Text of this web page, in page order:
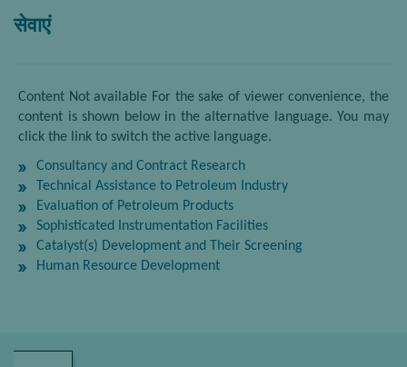
सेवाएं
Content Not available For the sake of viewer convenience, the
content is shown below in the alternative language. You may
click the link to switch the active language.
Consultancy and Contract Research
Technical Assistance to Petroleum Industry
Evaluation of Petroleum Products
Sophisticated Instrumentation Facilities
Catalyst(s) Development and Their Screening
Human Resource Development